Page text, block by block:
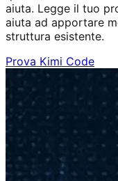
aiuta. Legge il tuo
aiuta ad apportare
struttura esistente.
Prova Kimi Code